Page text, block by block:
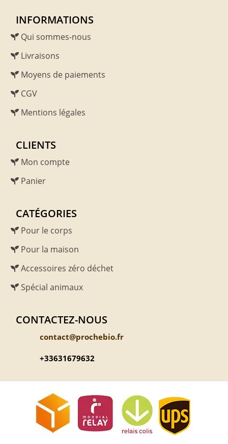
INFORMATIONS
Qui sommes-nous
Livraisons
Moyens de paiements
CGV
Mentions légales
CLIENTS
Mon compte
Panier
CATÉGORIES
Pour le corps
Pour la maison
Accessoires zéro déchet
Spécial animaux
CONTACTEZ-NOUS
contact@prochebio.fr
+33631679632